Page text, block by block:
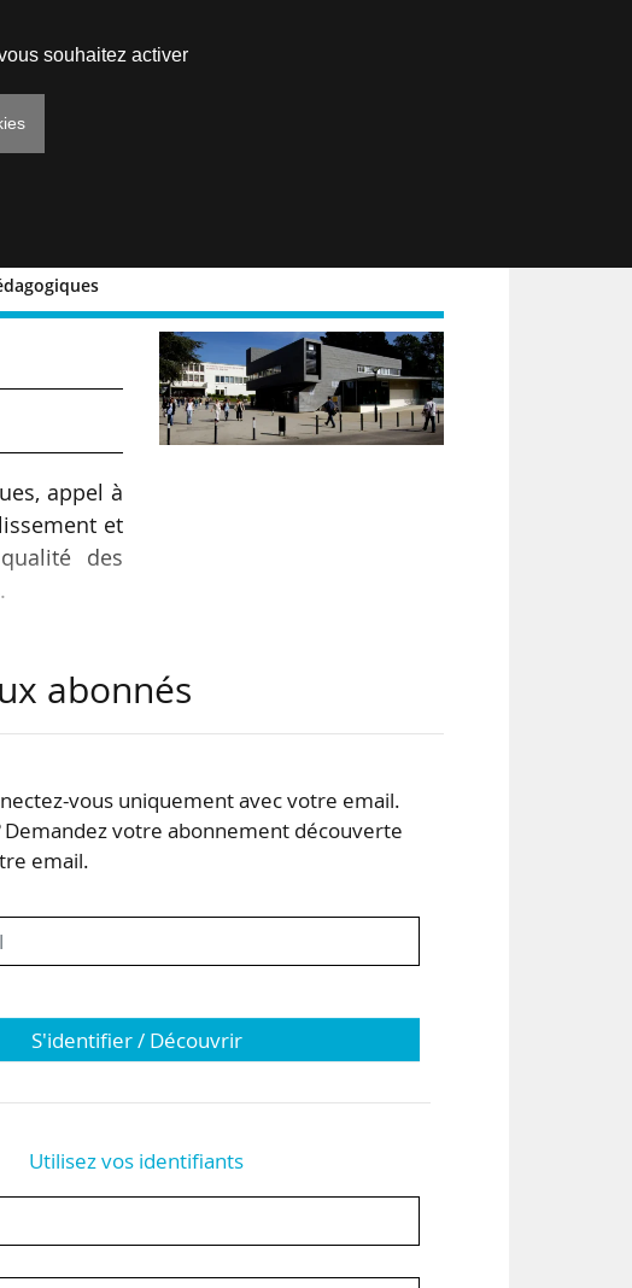
du
appel à
et
des
utilisés de
en
projets
abonnés
vous uniquement avec votre email.
Demandez votre abonnement découverte
email.
S'identifier / Découvrir
Utilisez vos identifiants
souhaitez activer